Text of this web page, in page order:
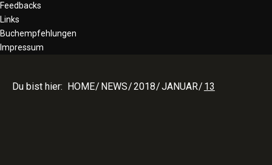
Feedbacks
Links
Buchempfehlungen
Impressum
Du bist hier: HOME/ NEWS/2018/JANUAR/ 13